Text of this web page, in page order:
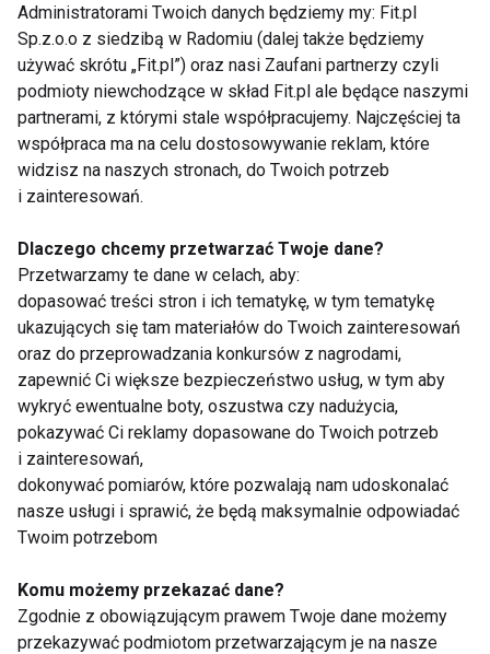
Korzyści z Supta Baddha Konasana:
Rozciąga biodra i wewnętrzne uda.
Działa kojąco na układ nerwowy.
Sprzyja wyciszeniu i relaksowi przed
snem.
5. Pozycja leżącego skrętu (Supta
Matsyendrasana)
Supta Matsyendrasana, czyli pozycja leżącego
skrętu, to doskonała asana na wieczorne odprężenie
kręgosłupa i całego ciała. Skręty pomagają uwolnić
napięcie w plecach, a także wspierają układ
trawienny, co może być szczególnie korzystne
przed snem.
Jak wykonać pozycję leżącego skrętu?
boki w kształcie litery T.
Zegnij jedno kolano i przenieś je na
Administratorami Twoich danych będziemy my: Fit.pl
Sp.z.o.o z siedzibą w Radomiu (dalej także będziemy
używać skrótu „Fit.pl”) oraz nasi Zaufani partnerzy czyli
podmioty niewchodzące w skład Fit.pl ale będące naszymi
partnerami, z którymi stale współpracujemy. Najczęściej ta
współpraca ma na celu dostosowywanie reklam, które
widzisz na naszych stronach, do Twoich potrzeb
i zainteresowań.
Dlaczego chcemy przetwarzać Twoje dane?
Przetwarzamy te dane w celach, aby:
dopasować treści stron i ich tematykę, w tym tematykę
ukazujących się tam materiałów do Twoich zainteresowań
oraz do przeprowadzania konkursów z nagrodami,
zapewnić Ci większe bezpieczeństwo usług, w tym aby
wykryć ewentualne boty, oszustwa czy nadużycia,
pokazywać Ci reklamy dopasowane do Twoich potrzeb
i zainteresowań,
dokonywać pomiarów, które pozwalają nam udoskonalać
nasze usługi i sprawić, że będą maksymalnie odpowiadać
Twoim potrzebom
Komu możemy przekazać dane?
Zgodnie z obowiązującym prawem Twoje dane możemy
przekazywać podmiotom przetwarzającym je na nasze